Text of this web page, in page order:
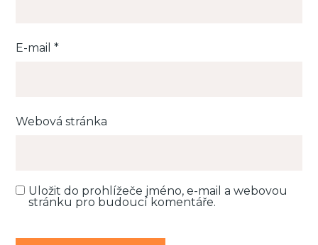
E-mail*
Webová stránka
Uložit do prohlížeče jméno, e-mail a webovou
stránku pro budoucí komentáře.